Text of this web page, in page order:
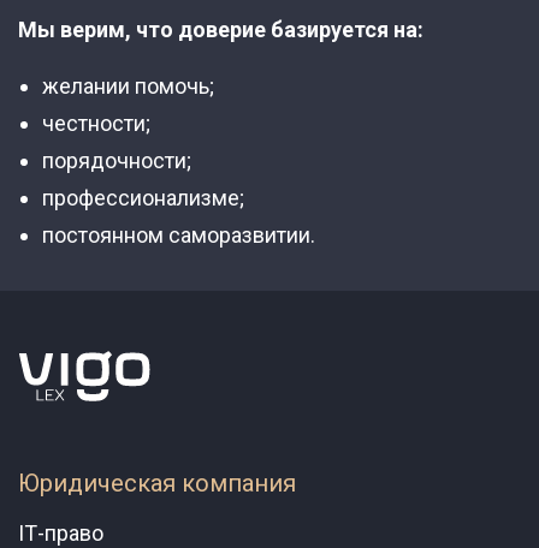
Мы верим, что доверие базируется на:
желании помочь;
честности;
порядочности;
профессионализме;
постоянном саморазвитии.
Юридическая компания
ІТ-право